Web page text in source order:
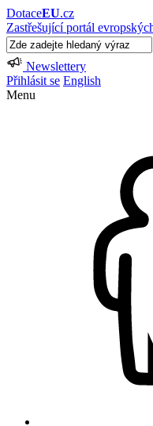
DotaceEU.cz
Zastřešující portál
Newslettery
Přihlásit se English
Menu